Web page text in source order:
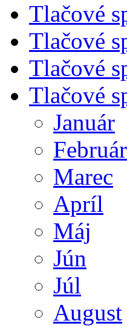
Tlačové
Tlačové
Tlačové
Tlačové
Január
Február
Marec
Apríl
Máj
Jún
Júl
August